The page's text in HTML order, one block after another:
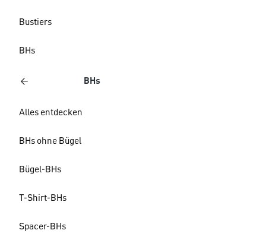
Bustiers
BHs
BHs
Alles entdecken
BHs ohne Bügel
Bügel-BHs
T-Shirt-BHs
Spacer-BHs